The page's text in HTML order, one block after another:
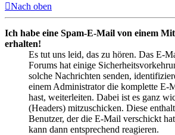
Nach oben
Ich habe eine Spam-E-Mail von einem
erhalten!
Es tut uns leid, das zu hören. Das E-
Forums hat einige
solche Nachrichten senden,
einem Administrator die komplette E-
hast, weiterleiten. Dabei ist es ganz
(Headers) mitzuschicken. Diese
Benutzer, der die E-Mail verschickt
kann dann entsprechend reagieren.